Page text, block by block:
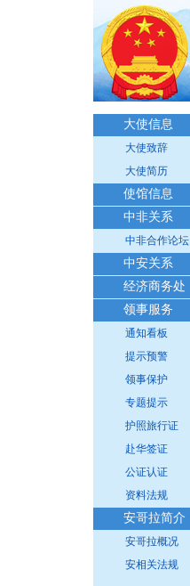
大使信息
大使致辞
大使简历
使馆信息
中非关系
中非合作论坛
中安关系
经济商务处
领事服务
通知看板
提示预警
领事保护
专题提示
护照旅行证
赴华签证
公证认证
资料法规
安哥拉简介
安哥拉概况
安相关法规